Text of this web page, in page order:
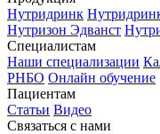
Нутридринк
Нутризон Эдванст
Специалистам
Наши специализации
РНБО Онлайн обучение
Пациентам
Статьи Видео
Связаться с нами